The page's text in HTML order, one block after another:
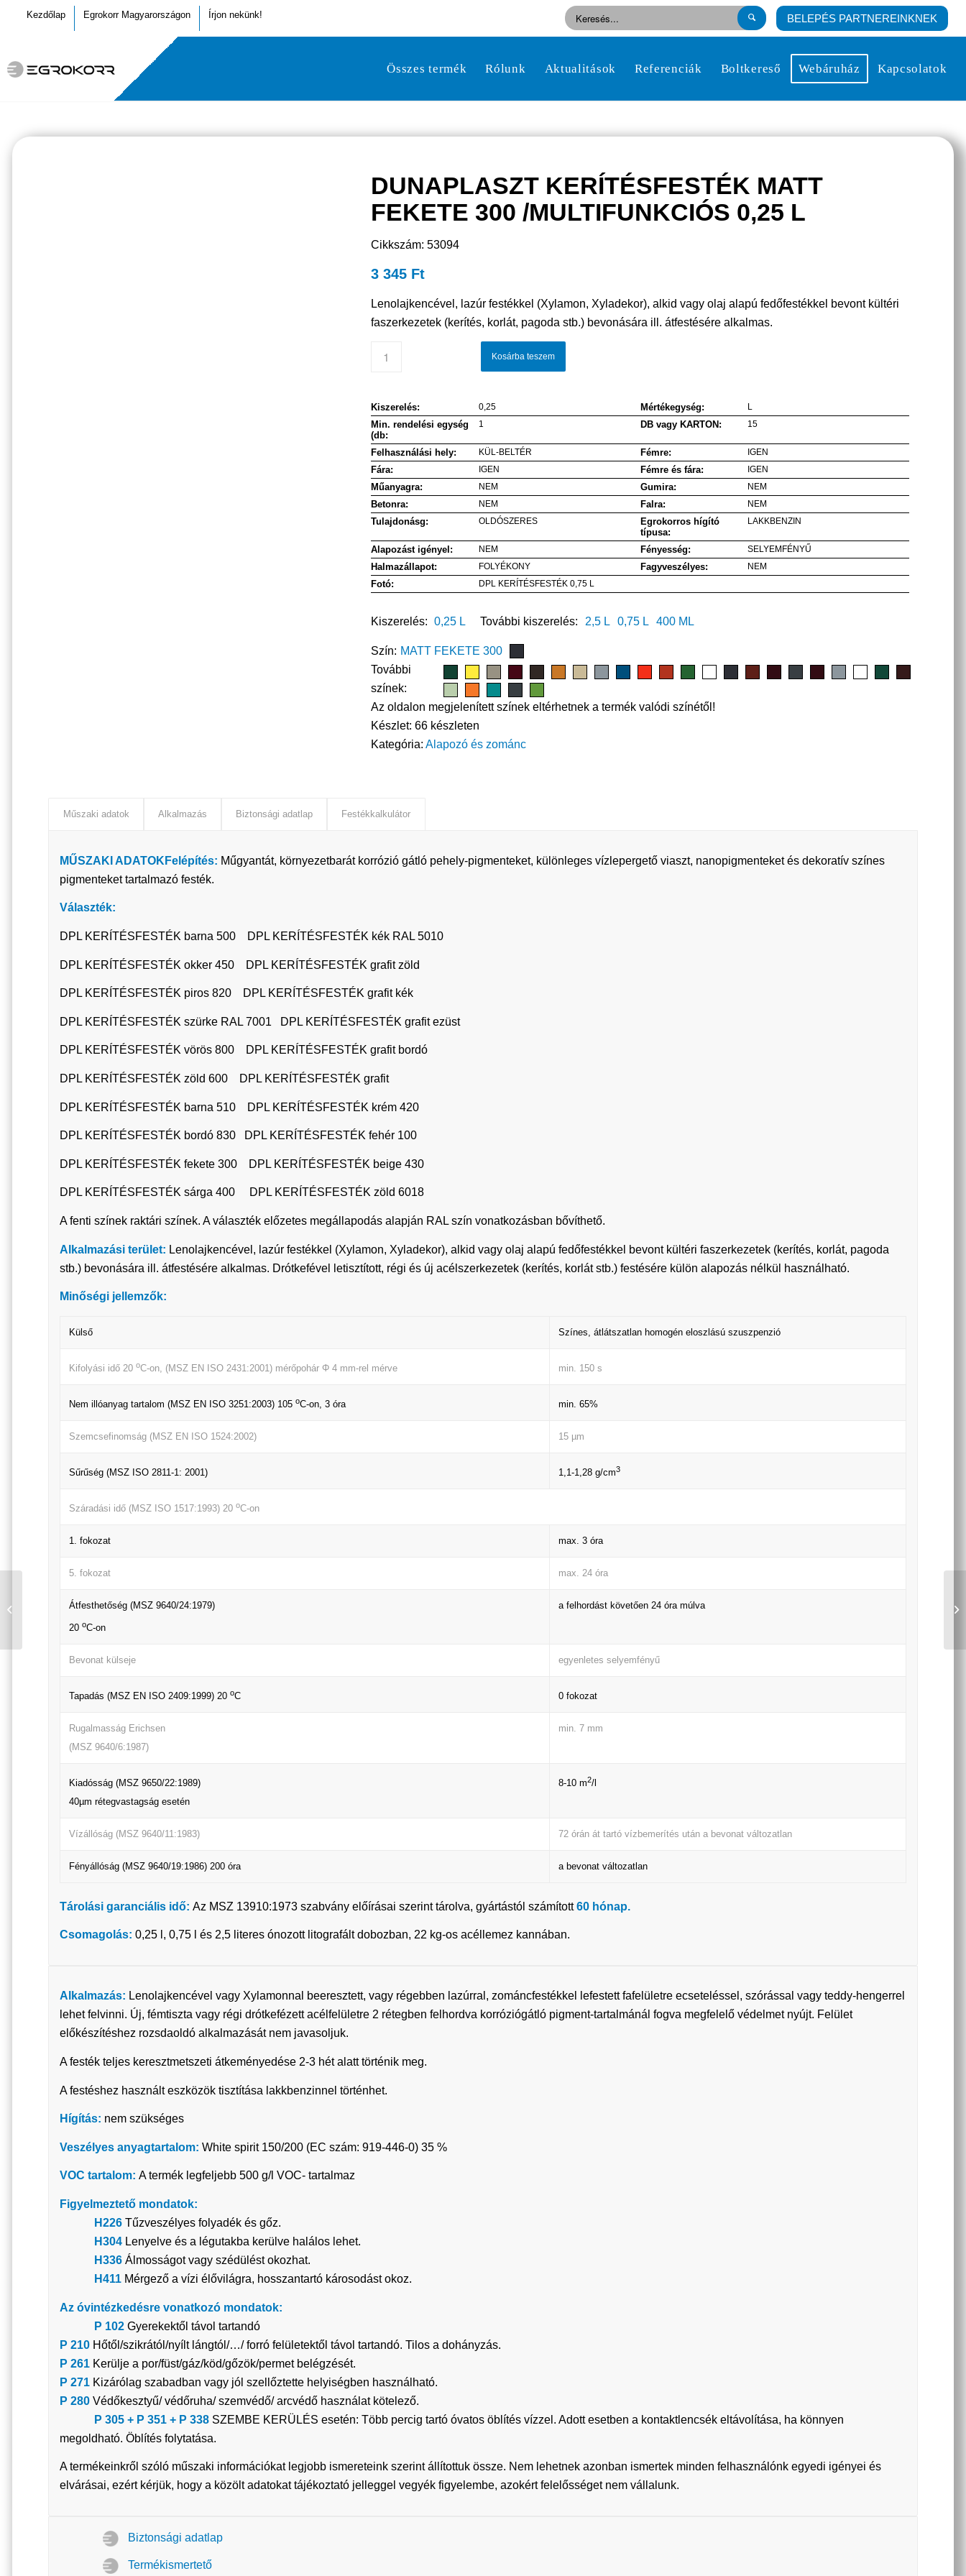
Kezdőlap Egrokorr Magyarországon Írjon nekünk! BELEPÉS PARTNEREINKNEK
Összes termék Rólunk Aktualitások Referenciák Boltkereső Webáruház Kapcsolatok
DUNAPLASZT KERÍTÉSFESTÉK MATT
FEKETE 300 /MULTIFUNKCIÓS 0,25 L
Cikkszám: 53094
3 345 Ft
Lenolajkencével, lazúr festékkel (Xylamon, Xyladekor), alkid vagy olaj alapú fedőfestékkel bevont kültéri
faszerkezetek (kerítés, korlát, pagoda stb.) bevonására ill. átfestésére alkalmas.
Kosárba teszem
Kiszerelés: 0,25 Mértékegység: L
Min. rendelési egység
(db:
1 DB vagy KARTON: 15
Felhasználási hely: KÜL-BELTÉR Fémre: IGEN
Fára: IGEN Fémre és fára: IGEN
Műanyagra: NEM Gumira: NEM
Betonra: NEM Falra: NEM
Tulajdonásg: OLDÓSZERES
Egrokorros hígító
típusa:
LAKKBENZIN
Alapozást igényel: NEM Fényesség: SELYEMFÉNYŰ
Halmazállapot: FOLYÉKONY Fagyveszélyes: NEM
Fotó: DPL KERÍTÉSFESTÉK 0,75 L
Kiszerelés: 0,25 L További kiszerelés: 2,5 L 0,75 L 400 ML
Szín: MATT FEKETE 300
További
színek:
Az oldalon megjelenített színek eltérhetnek a termék valódi színétől!
Készlet:66 készleten
Kategória:Alapozó és zománc
Műszaki adatok Alkalmazás Biztonsági adatlap Festékkalkulátor
MŰSZAKI ADATOK Felépítés: Műgyantát, környezetbarát korrózió gátló pehely-pigmenteket, különleges vízlepergető viaszt, nanopigmenteket és dekoratív színes
pigmenteket tartalmazó festék.
Választék:
DPL KERÍTÉSFESTÉK barna 500 DPL KERÍTÉSFESTÉK kék RAL 5010
DPL KERÍTÉSFESTÉK okker 450 DPL KERÍTÉSFESTÉK grafit zöld
DPL KERÍTÉSFESTÉK piros 820 DPL KERÍTÉSFESTÉK grafit kék
DPL KERÍTÉSFESTÉK szürke RAL 7001 DPL KERÍTÉSFESTÉK grafit ezüst
DPL KERÍTÉSFESTÉK vörös 800 DPL KERÍTÉSFESTÉK grafit bordó
DPL KERÍTÉSFESTÉK zöld 600 DPL KERÍTÉSFESTÉK grafit
DPL KERÍTÉSFESTÉK barna 510 DPL KERÍTÉSFESTÉK krém 420
DPL KERÍTÉSFESTÉK bordó 830 DPL KERÍTÉSFESTÉK fehér 100
DPL KERÍTÉSFESTÉK fekete 300 DPL KERÍTÉSFESTÉK beige 430
DPL KERÍTÉSFESTÉK sárga 400 DPL KERÍTÉSFESTÉK zöld 6018
A fenti színek raktári színek. A választék előzetes megállapodás alapján RAL szín vonatkozásban bővíthető.
Alkalmazási terület: Lenolajkencével, lazúr festékkel (Xylamon, Xyladekor), alkid vagy olaj alapú fedőfestékkel bevont kültéri faszerkezetek (kerítés, korlát, pagoda
stb.) bevonására ill. átfestésére alkalmas. Drótkefével letisztított, régi és új acélszerkezetek (kerítés, korlát stb.) festésére külön alapozás nélkül használható.
Minőségi jellemzők:
Külső Színes, átlátszatlan homogén eloszlású szuszpenzió
Kifolyási idő 20 oC-on, (MSZ EN ISO 2431:2001) mérőpohár Φ 4 mm-rel mérve min. 150 s
Nem illóanyag tartalom (MSZ EN ISO 3251:2003) 105 oC-on, 3 óra min. 65%
Szemcsefinomság (MSZ EN ISO 1524:2002) 15 µm
Sűrűség (MSZ ISO 2811-1: 2001) 1,1-1,28 g/cm3
Száradási idő (MSZ ISO 1517:1993) 20 oC-on
1. fokozat max. 3 óra
5. fokozat max. 24 óra
Átfesthetőség (MSZ 9640/24:1979)
20 oC-on
a felhordást követően 24 óra múlva
Bevonat külseje egyenletes selyemfényű
Tapadás (MSZ EN ISO 2409:1999) 20 oC 0 fokozat
Rugalmasság Erichsen
(MSZ 9640/6:1987)
min. 7 mm
Kiadósság (MSZ 9650/22:1989)
40µm rétegvastagság esetén
8-10 m2/l
Vízállóság (MSZ 9640/11:1983) 72 órán át tartó vízbemerítés után a bevonat változatlan
Fényállóság (MSZ 9640/19:1986) 200 óra a bevonat változatlan
Tárolási garanciális idő: Az MSZ 13910:1973 szabvány előírásai szerint tárolva, gyártástól számított60 hónap.
Csomagolás: 0,25 l, 0,75 l és 2,5 literes ónozott litografált dobozban, 22 kg-os acéllemez kannában.
Alkalmazás: Lenolajkencével vagy Xylamonnal beeresztett, vagy régebben lazúrral, zománcfestékkel lefestett fafelületre ecseteléssel, szórással vagy teddy-hengerrel
lehet felvinni. Új, fémtiszta vagy régi drótkefézett acélfelületre 2 rétegben felhordva korróziógátló pigment-tartalmánál fogva megfelelő védelmet nyújt. Felület
előkészítéshez rozsdaoldó alkalmazását nem javasoljuk.
A festék teljes keresztmetszeti átkeményedése 2-3 hét alatt történik meg.
A festéshez használt eszközök tisztítása lakkbenzinnel történhet.
Hígítás: nem szükséges
Veszélyes anyagtartalom: White spirit 150/200 (EC szám: 919-446-0) 35 %
VOC tartalom: A termék legfeljebb 500 g/l VOC- tartalmaz
Figyelmeztető mondatok:
H226 Tűzveszélyes folyadék és gőz.
H304 Lenyelve és a légutakba kerülve halálos lehet.
H336 Álmosságot vagy szédülést okozhat.
H411 Mérgező a vízi élővilágra, hosszantartó károsodást okoz.
Az óvintézkedésre vonatkozó mondatok:
P 102 Gyerekektől távol tartandó
P 210 Hőtől/szikrától/nyílt lángtól/…/ forró felületektől távol tartandó. Tilos a dohányzás.
P 261 Kerülje a por/füst/gáz/köd/gőzök/permet belégzését.
P 271 Kizárólag szabadban vagy jól szellőztette helyiségben használható.
P 280 Védőkesztyű/ védőruha/ szemvédő/ arcvédő használat kötelező.
P 305 + P 351 + P 338 SZEMBE KERÜLÉS esetén: Több percig tartó óvatos öblítés vízzel. Adott esetben a kontaktlencsék eltávolítása, ha könnyen
megoldható. Öblítés folytatása.
A termékeinkről szóló műszaki információkat legjobb ismereteink szerint állítottuk össze. Nem lehetnek azonban ismertek minden felhasználónk egyedi igényei és
elvárásai, ezért kérjük, hogy a közölt adatokat tájékoztató jelleggel vegyék figyelembe, azokért felelősséget nem vállalunk.
Biztonsági adatlap
Termékismertető
KERÍTÉSFESTÉK
/MULTIFUNKCIÓS 0,75